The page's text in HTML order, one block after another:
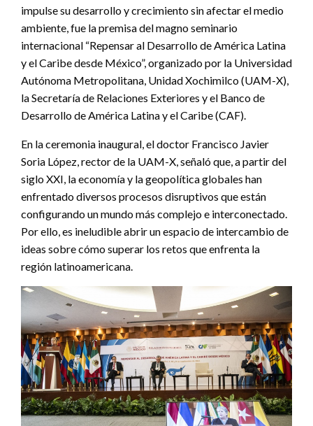
impulse su desarrollo y crecimiento sin afectar el medio
ambiente, fue la premisa del magno seminario
internacional “Repensar al Desarrollo de América Latina
y el Caribe desde México”, organizado por la Universidad
Autónoma Metropolitana, Unidad Xochimilco (UAM-X),
la Secretaría de Relaciones Exteriores y el Banco de
Desarrollo de América Latina y el Caribe (CAF).
En la ceremonia inaugural, el doctor Francisco Javier
Soria López, rector de la UAM-X, señaló que, a partir del
siglo XXI, la economía y la geopolítica globales han
enfrentado diversos procesos disruptivos que están
configurando un mundo más complejo e interconectado.
Por ello, es ineludible abrir un espacio de intercambio de
ideas sobre cómo superar los retos que enfrenta la
región latinoamericana.